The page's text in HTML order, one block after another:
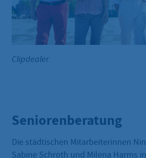
Clipdealer
Seniorenberatung
Die städtischen Mitarbeiterinnen
Sabine Schroth und Milena Harms